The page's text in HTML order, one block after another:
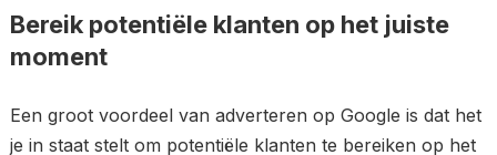
Bereik potentiële klanten op het juiste
moment
Een groot voordeel van adverteren op Google is dat het
je in staat stelt om potentiële klanten te bereiken op het